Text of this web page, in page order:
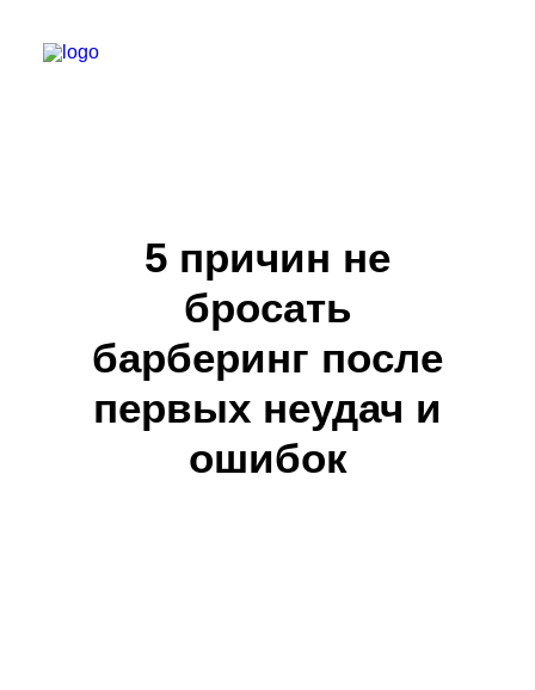
5 причин не
бросать
барберинг после
первых неудач и
ошибок